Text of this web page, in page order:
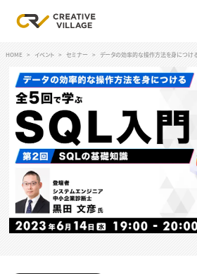
ログイン
RECRUIT
クリエイター求人を探す
CREATIVE JOB求人検索
特集求人
採用説明会
転職支援サービス
CONTENTS
HOME イベント セミナー データの効率的な操作方法を身につ